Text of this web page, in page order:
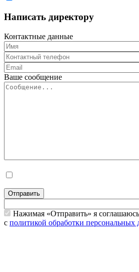
Написать директору
Контактные данные
Ваше сообщение
Отправить
Нажимая «Отправить» я соглашаюсь
с политикой обработки персональных